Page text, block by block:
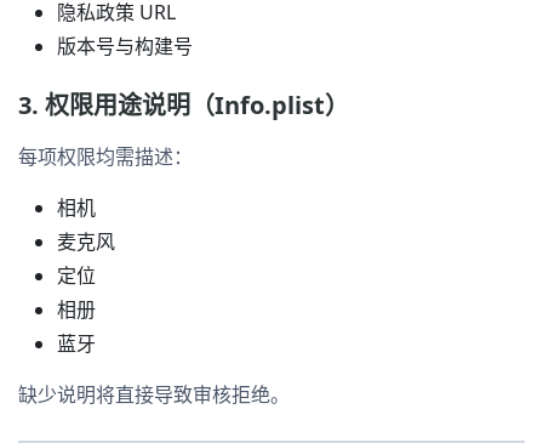
隐私政策 URL
版本号与构建号
3. 权限用途说明（Info.plist）
每项权限均需描述：
相机
麦克风
定位
相册
蓝牙
缺少说明将直接导致审核拒绝。